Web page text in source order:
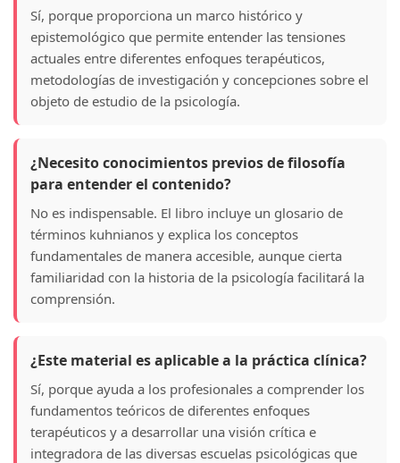
Sí, porque proporciona un marco histórico y
epistemológico que permite entender las tensiones
actuales entre diferentes enfoques terapéuticos,
metodologías de investigación y concepciones sobre el
objeto de estudio de la psicología.
¿Necesito conocimientos previos de filosofía
para entender el contenido?
No es indispensable. El libro incluye un glosario de
términos kuhnianos y explica los conceptos
fundamentales de manera accesible, aunque cierta
familiaridad con la historia de la psicología facilitará la
comprensión.
¿Este material es aplicable a la práctica clínica?
Sí, porque ayuda a los profesionales a comprender los
fundamentos teóricos de diferentes enfoques
terapéuticos y a desarrollar una visión crítica e
integradora de las diversas escuelas psicológicas que